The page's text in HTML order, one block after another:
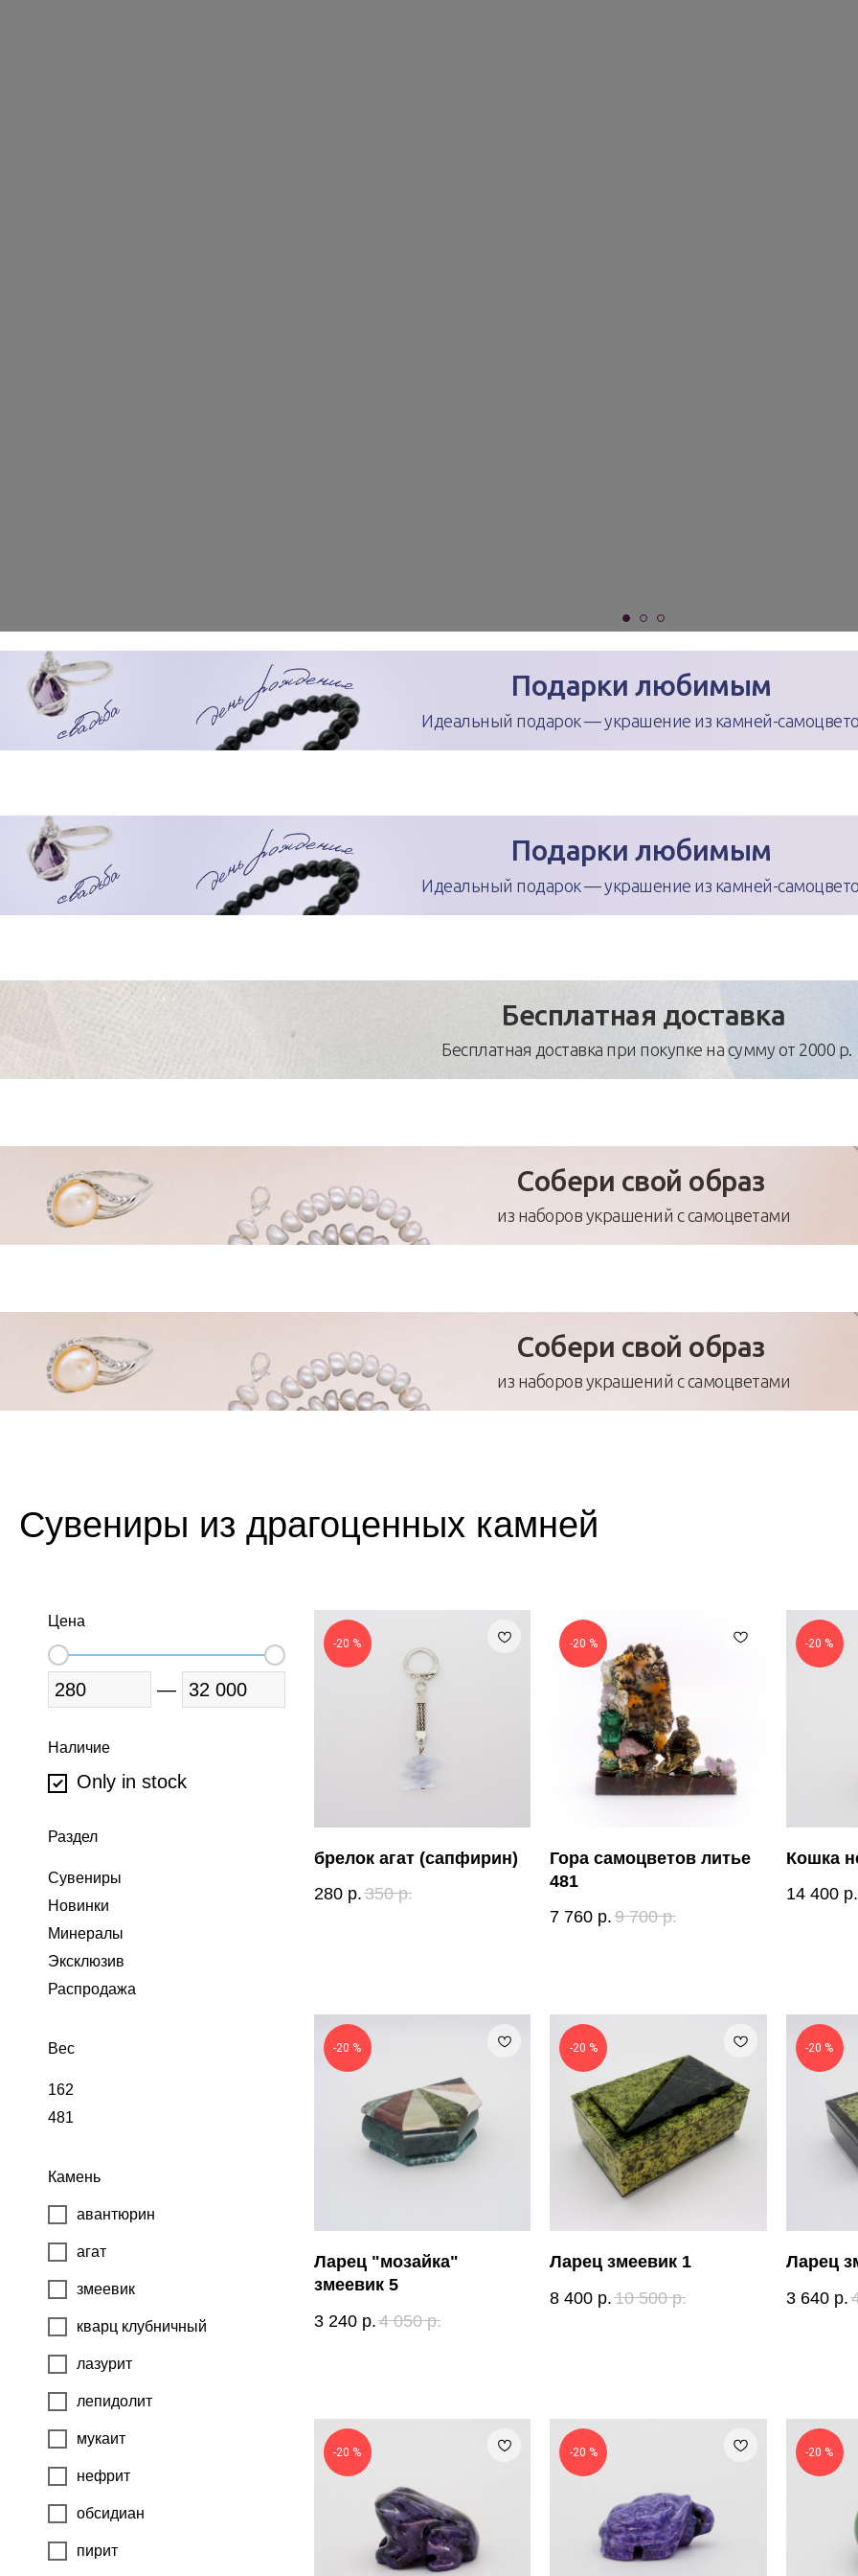
Подарки любимым
Идеальный подарок — украшение из камней-
Подарки любимым
Идеальный подарок — украшение из камней-
Бесплатная доставка
Бесплатная доставка при покупке на сумму от 2000 р.
Собери свой образ
из наборов украшений с самоцветами
Собери свой образ
из наборов украшений с самоцветами
Сувениры из драгоценных камней
Цена
—
Наличие
Only in stock
Раздел
Сувениры
Новинки
Минералы
Эксклюзив
Распродажа
Вес
162
481
Камень
авантюрин
агат
змеевик
кварц клубничный
лазурит
лепидолит
мукаит
нефрит
обсидиан
пирит
-20 %
брелок агат (сапфирин)
280 р.350 р.
-20 %
Гора самоцветов литье
481
7 760 р. 9 700 р.
-20 %
Кошка
14 400 р.
-20 %
Ларец "мозайка"
змеевик 5
3 240 р.4 050 р.
-20 %
Ларец змеевик 1
8 400 р. 10 500 р.
-20 %
Ларец
3 640 р.
-20 % -20 % -20 %